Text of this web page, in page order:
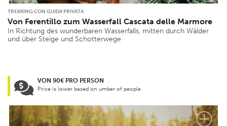
TREKKING CON GUIDA PRIVATA
Von Ferentillo zum Wasserfall Cascata delle Marmore
In Richtung des wunderbaren Wasserfalls, mitten durch Wälder
und über Steige und Schotterwege
VON 90€ PRO PERSON
Price is lower based on umber of people